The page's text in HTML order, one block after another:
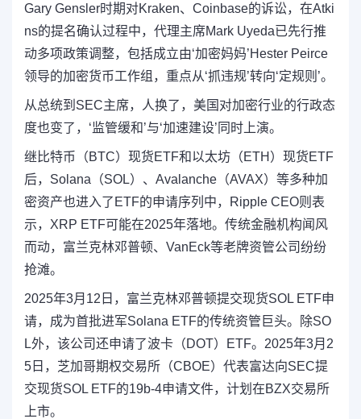
Gary Gensler时期对Kraken、Coinbase的诉讼，在Atki
ns的提名确认过程中，代理主席Mark Uyeda已先行推
动多项政策调整，包括成立由‘加密妈妈’Hester Peirce
领导的加密货币工作组，重点从‘抓违规’转向‘定规则’。
从总统到SEC主席，人换了，美国对加密行业的行政态
度也变了，‘监管缓和’与‘加速建设’同时上演。
继比特币（BTC）现货ETF和以太坊（ETH）现货ETF
后，Solana（SOL）、Avalanche（AVAX）等多种加
密资产也进入了ETF的申请序列中，Ripple CEO则表
示，XRP ETF可能在2025年落地。传统金融机构闻风
而动，富兰克林邓普顿、VanEck等老牌资管公司纷纷
抢滩。
2025年3月12日，富兰克林邓普顿提交现货SOL ETF申
请，成为首批进军Solana ETF的传统资管巨头。除SO
L外，该公司还申请了波卡（DOT）ETF。2025年3月2
5日，芝加哥期权交易所（CBOE）代表富达向SEC提
交现货SOL ETF的19b-4申请文件，计划在BZX交易所
上市。